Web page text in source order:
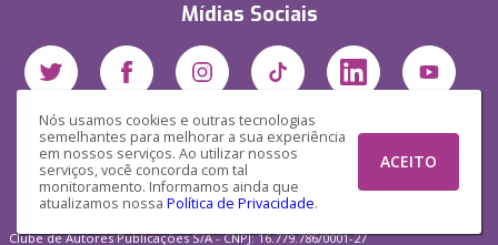
Nós usamos cookies e outras tecnologias
semelhantes para melhorar a sua experiência
em nossos serviços. Ao utilizar nossos
serviços, você concorda com tal
monitoramento. Informamos ainda que
atualizamos nossa Política de Privacidade.
ACEITO
Mídias Sociais
Clube de Autores Publicações S/A - CNPJ: 16.779.786/0001-27